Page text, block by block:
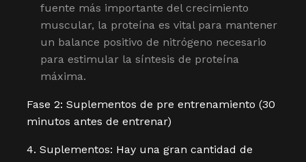
fuente más importante del crecimiento
muscular, la proteína es vital para mantener
un balance positivo de nitrógeno necesario
para estimular la síntesis de proteína
máxima.
Fase 2: Suplementos de pre entrenamiento (30
minutos antes de entrenar)
4. Suplementos: Hay una gran cantidad de